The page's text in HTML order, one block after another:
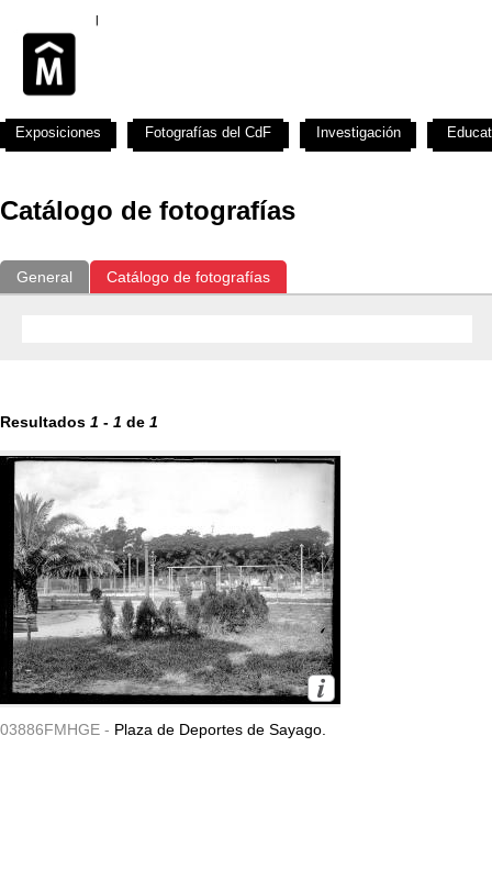
Catálogo de fotografías
General Catálogo de fotografías
Resultados 1 - 1 de 1
03886FMHGE - Plaza de Deportes de Sayago.
Exposiciones Fotografías del CdF Investigación